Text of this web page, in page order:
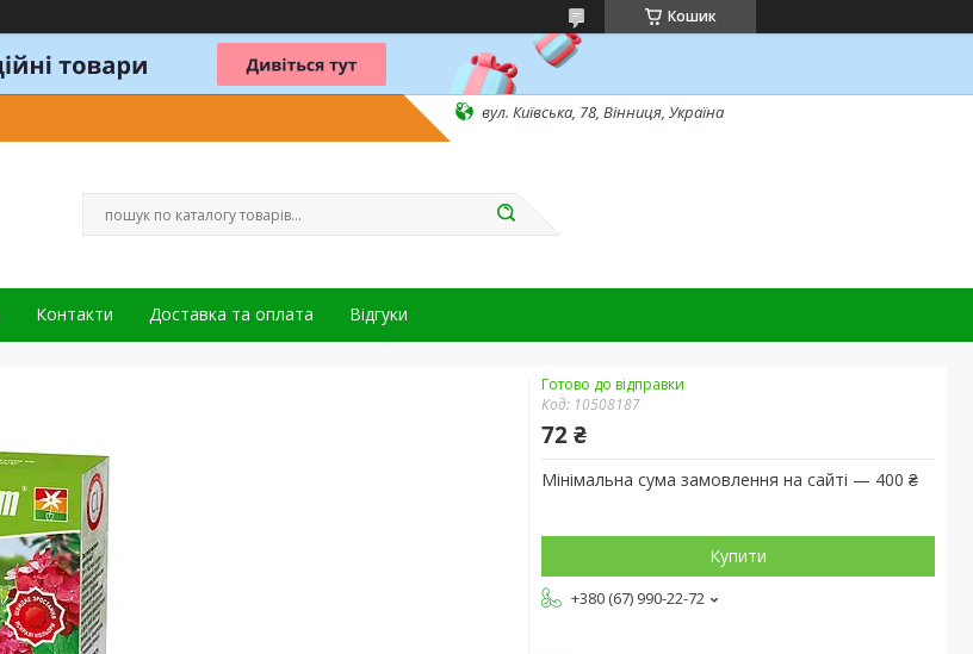
Кошик
вул. Київська, 78, Вінниця, Україна
Контакти Доставка та оплата Відгуки
Готово до відправки
Код: 10508187
72 ₴
Мінімальна сума замовлення на сайті — 400 ₴
Купити
+380 (67) 990-22-72